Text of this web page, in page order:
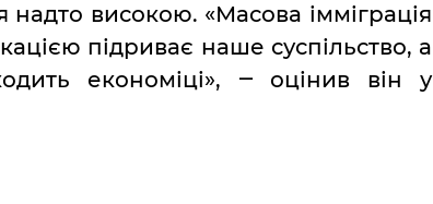
високою. «Масова імміграція
підриває наше суспільство, а
економіці», ‒ оцінив він у